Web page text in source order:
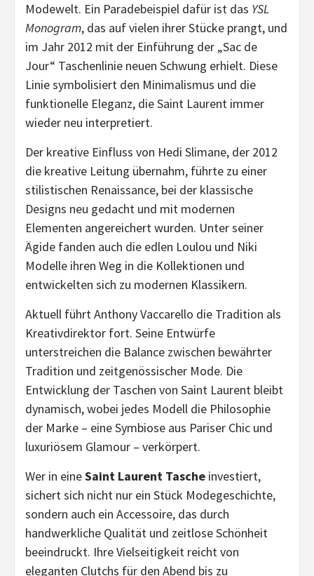
Modewelt. Ein Paradebeispiel dafür ist das YSL
Monogram, das auf vielen ihrer Stücke prangt, und
im Jahr 2012 mit der Einführung der „Sac de
Jour“ Taschenlinie neuen Schwung erhielt. Diese
Linie symbolisiert den Minimalismus und die
funktionelle Eleganz, die Saint Laurent immer
wieder neu interpretiert.
Der kreative Einfluss von Hedi Slimane, der 2012
die kreative Leitung übernahm, führte zu einer
stilistischen Renaissance, bei der klassische
Designs neu gedacht und mit modernen
Elementen angereichert wurden. Unter seiner
Ägide fanden auch die edlen Loulou und Niki
Modelle ihren Weg in die Kollektionen und
entwickelten sich zu modernen Klassikern.
Aktuell führt Anthony Vaccarello die Tradition als
Kreativdirektor fort. Seine Entwürfe
unterstreichen die Balance zwischen bewährter
Tradition und zeitgenössischer Mode. Die
Entwicklung der Taschen von Saint Laurent bleibt
dynamisch, wobei jedes Modell die Philosophie
der Marke – eine Symbiose aus Pariser Chic und
luxuriösem Glamour – verkörpert.
Wer in eineSaint Laurent Tasche investiert,
sichert sich nicht nur ein Stück Modegeschichte,
sondern auch ein Accessoire, das durch
handwerkliche Qualität und zeitlose Schönheit
beeindruckt. Ihre Vielseitigkeit reicht von
eleganten Clutchs für den Abend bis zu